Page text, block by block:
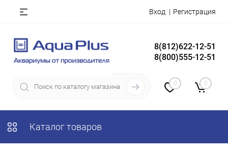
Вход Регистрация
8(812)622-12-51
8(800)555-12-51
0 0
Каталог товаров